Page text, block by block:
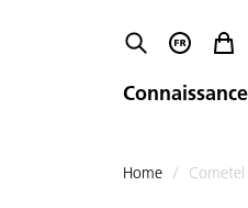
Home / Cometel